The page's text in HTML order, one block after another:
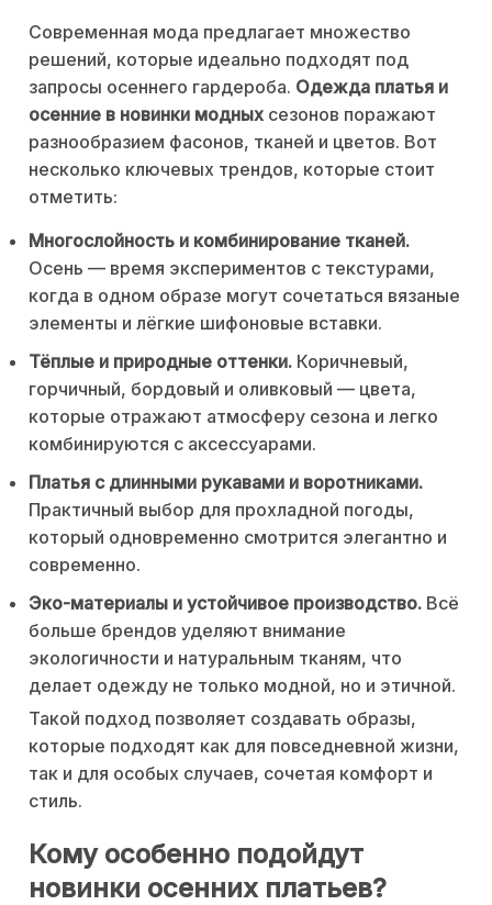
Современная мода предлагает множество
решений, которые идеально подходят под
запросы осеннего гардероба. Одежда платья и
осенние в новинки модных сезонов поражают
разнообразием фасонов, тканей и цветов. Вот
несколько ключевых трендов, которые стоит
отметить:
Многослойность и комбинирование тканей.
Осень — время экспериментов с текстурами,
когда в одном образе могут сочетаться вязаные
элементы и лёгкие шифоновые вставки.
Тёплые и природные оттенки. Коричневый,
горчичный, бордовый и оливковый — цвета,
которые отражают атмосферу сезона и легко
комбинируются с аксессуарами.
Платья с длинными рукавами и воротниками.
Практичный выбор для прохладной погоды,
который одновременно смотрится элегантно и
современно.
Эко-материалы и устойчивое производство. Всё
больше брендов уделяют внимание
экологичности и натуральным тканям, что
делает одежду не только модной, но и этичной.
Такой подход позволяет создавать образы,
которые подходят как для повседневной жизни,
так и для особых случаев, сочетая комфорт и
стиль.
Кому особенно подойдут
новинки осенних платьев?